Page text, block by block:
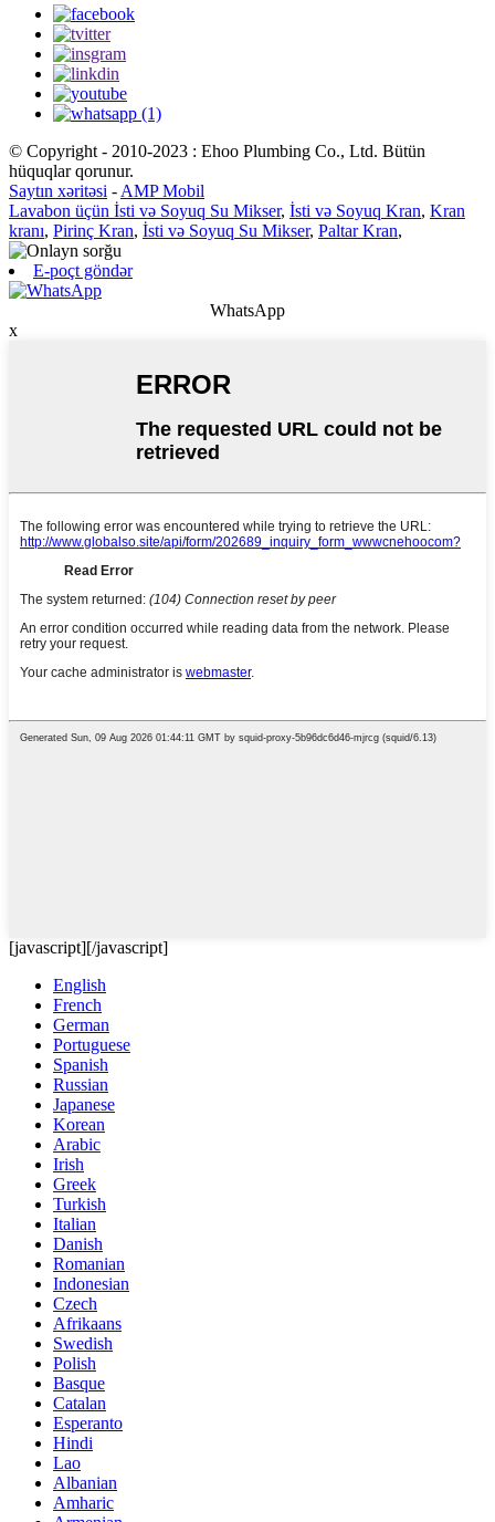
© Copyright - 2010-2023 : Ehoo Plumbing Co., Ltd. Bütün
hüquqlar qorunur.
Saytın xəritəsi - AMP Mobil
Lavabon üçün İsti və Soyuq Su Mikser, İsti və Soyuq Kran, Kran
kranı, Pirinç Kran, İsti və Soyuq Su Mikser, Paltar Kran,
E-poçt göndər
WhatsApp
x
[javascript][/javascript]
English
French
German
Portuguese
Spanish
Russian
Japanese
Korean
Arabic
Irish
Greek
Turkish
Italian
Danish
Romanian
Indonesian
Czech
Afrikaans
Swedish
Polish
Basque
Catalan
Esperanto
Hindi
Lao
Albanian
Amharic